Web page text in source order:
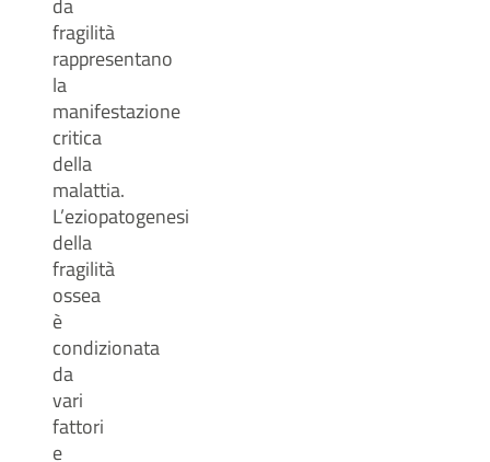
fragilità
rappresentano
la
manifestazione
critica
della
malattia.
L’eziopatogenesi
della
fragilità
ossea
è
condizionata
da
vari
fattori
e